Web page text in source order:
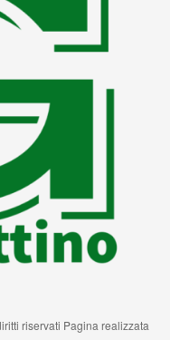
riservati Pagina realizzata